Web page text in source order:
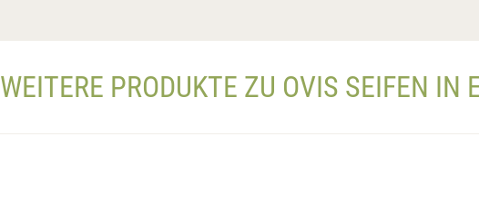
WEITERE PRODUKTE ZU OVIS SEIFEN IN